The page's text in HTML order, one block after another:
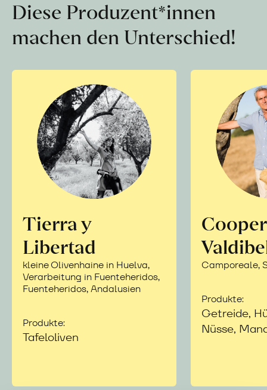
Diese Produzent*innen
machen den Unterschied!
Tierra y
Libertad
kleine Olivenhaine in Huelva,
Verarbeitung in Fuenteheridos,
Fuenteheridos, Andalusien
Produkte:
Tafeloliven
Camporeale,
Produkte:
Getreide,
Nüsse,